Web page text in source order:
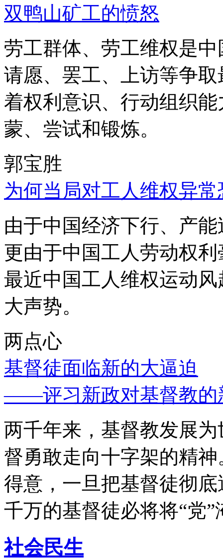
双鸭山矿工的愤怒
劳工群体、劳工维权是
请愿、罢工、上访等争
着权利意识、行动组织
蒙、尝试和锻炼。
郭宝胜
为何当局对工人维权异
由于中国经济下行、产
更由于中国工人劳动权
最近中国工人维权运动
大声势。
两点心
基督徒面临新的大逼迫
——评习新政对基督教的
两千年来，基督教发展
督勇敢走向十字架的精
得意，一旦把基督徒彻
千万的基督徒必将将“党”
社会民生